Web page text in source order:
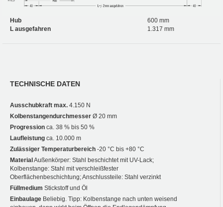
Hub
600 mm
L ausgefahren
1.317 mm
TECHNISCHE DATEN
Ausschubkraft max. 4.150 N
Kolbenstangendurchmesser Ø 20 mm
Progression ca. 38 % bis 50 %
Laufleistung ca. 10.000 m
Zulässiger Temperaturbereich -20 °C bis +80 °C
Material Außenkörper: Stahl beschichtet mit UV-Lack;
Kolbenstange: Stahl mit verschleißfester
Oberflächenbeschichtung; Anschlussteile: Stahl verzinkt
Füllmedium Stickstoff und Öl
Einbaulage Beliebig. Tipp: Kolbenstange nach unten weisend